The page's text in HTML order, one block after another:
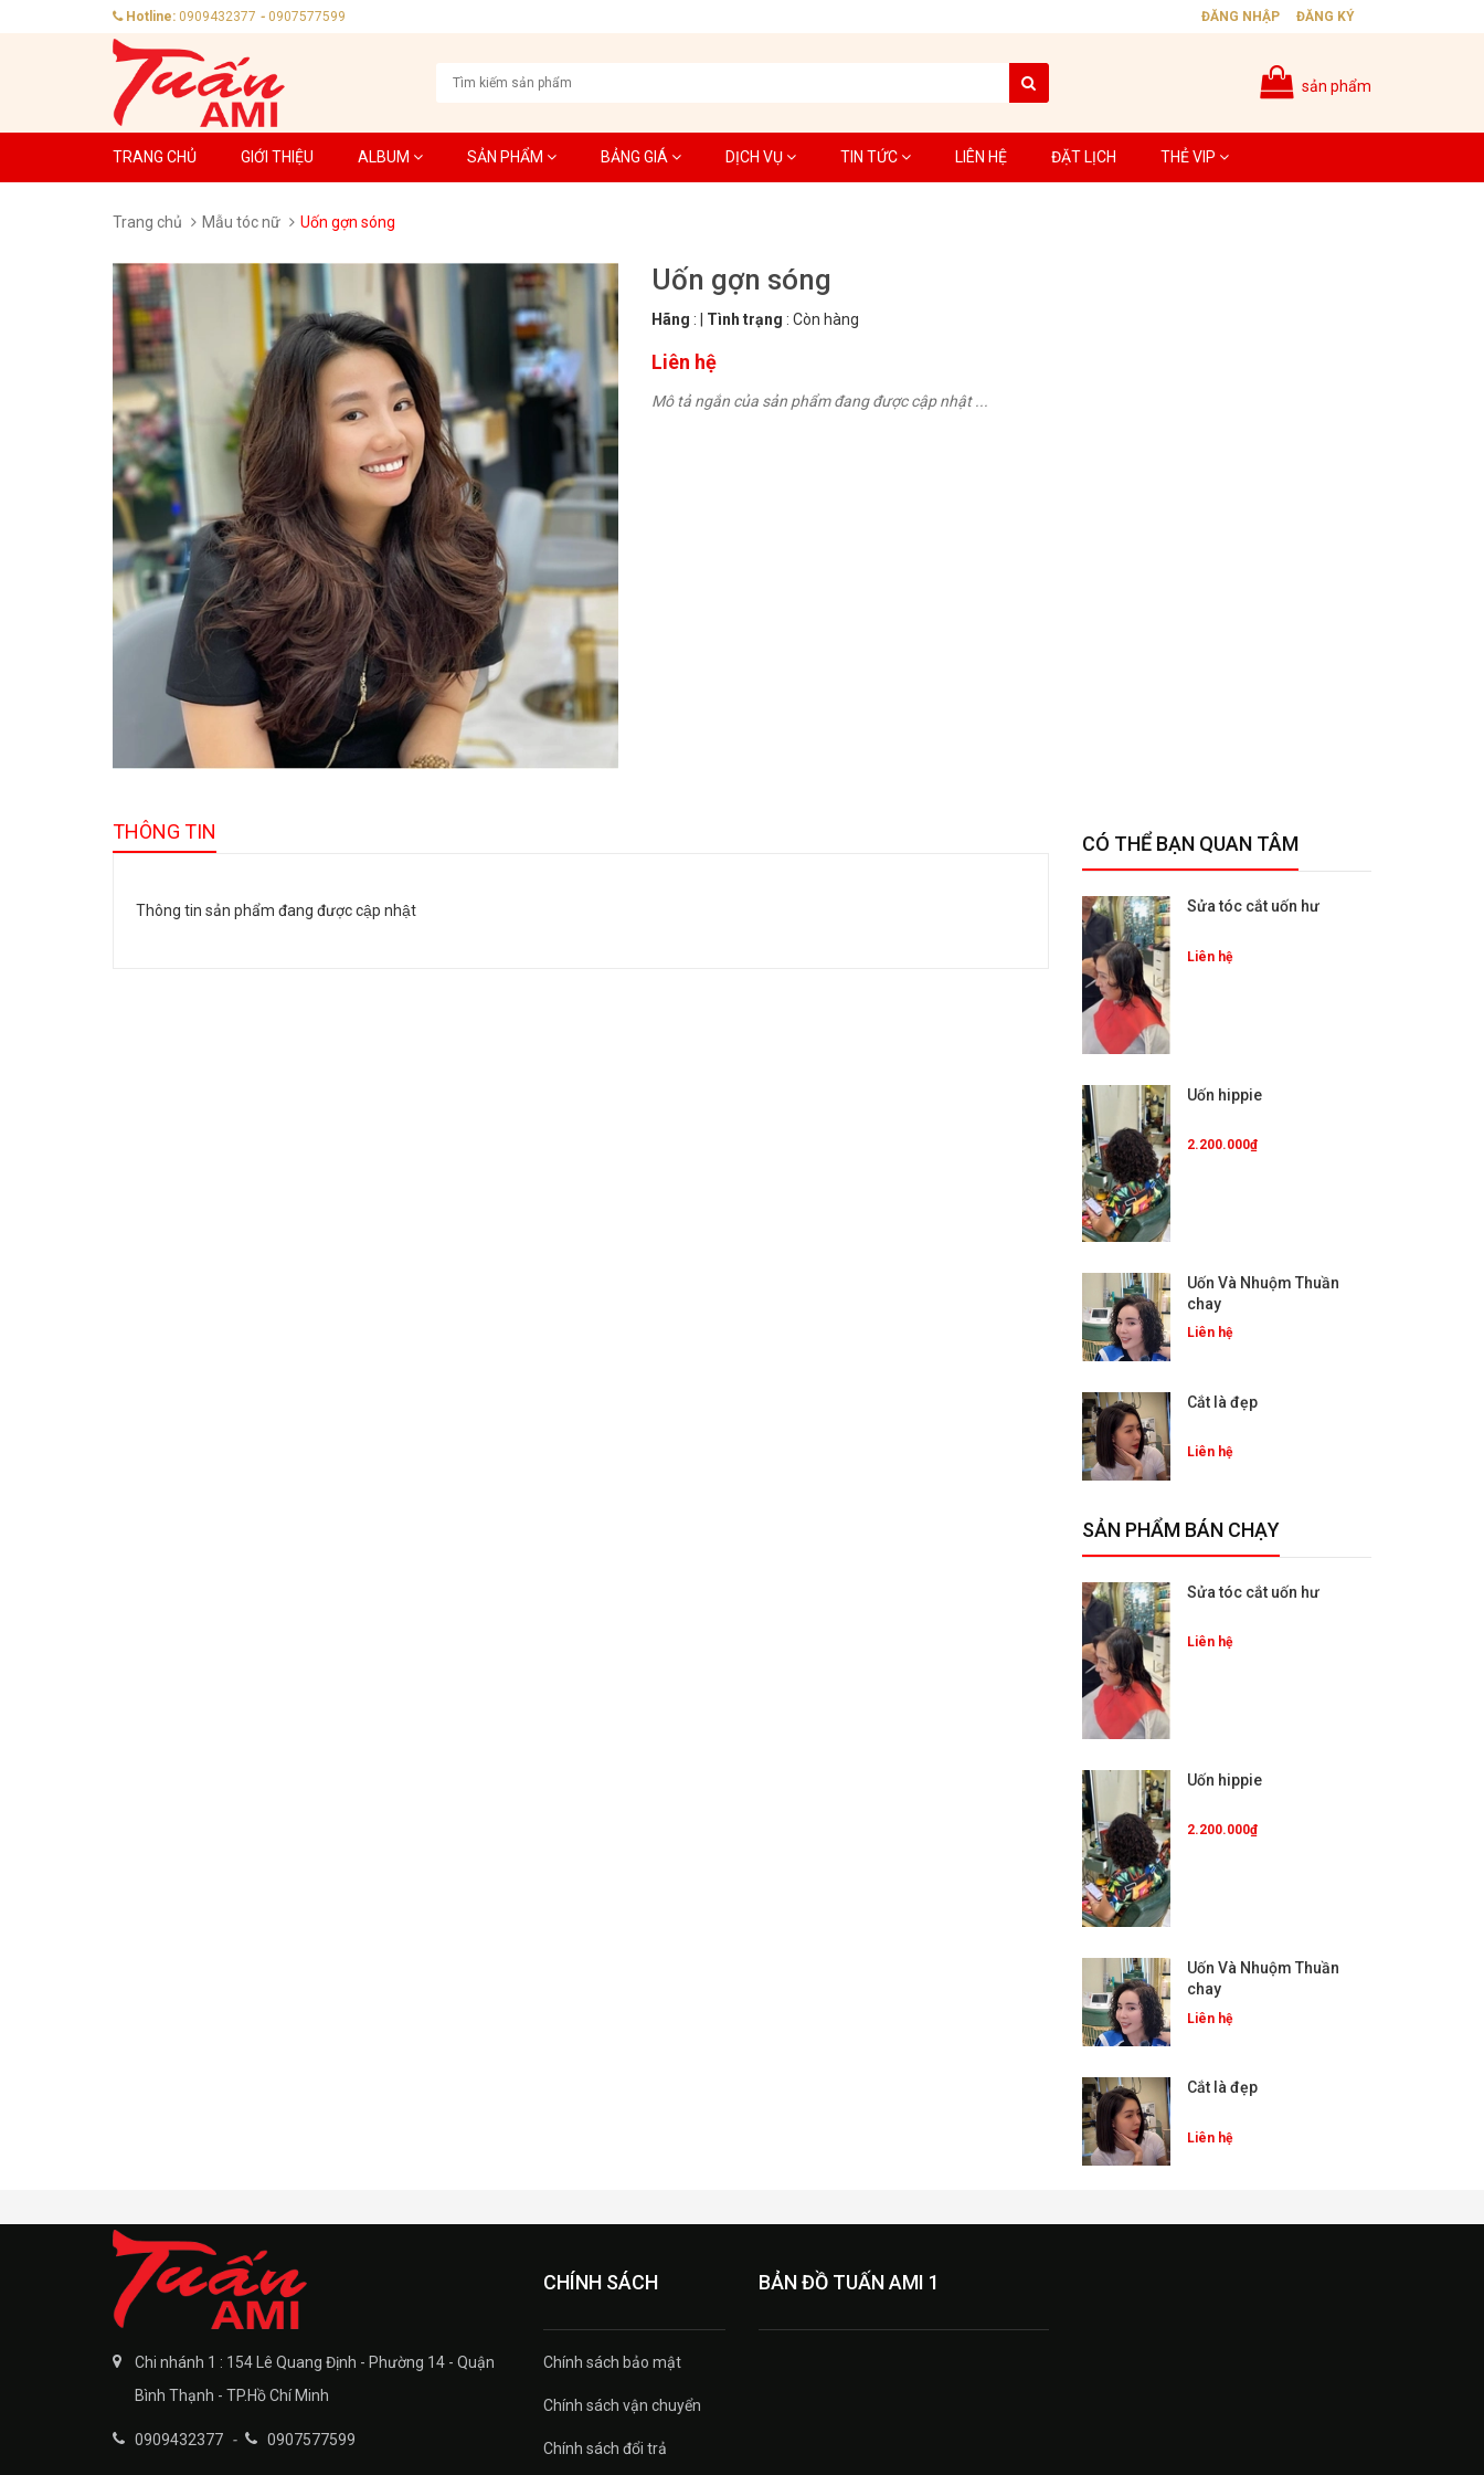
Hotline: 0909432377 - 0907577599 ĐĂNG NHẬP ĐĂNG KÝ
sản phẩm
TRANG CHỦ GIỚI THIỆU ALBUM SẢN PHẨM BẢNG GIÁ DỊCH VỤ TIN TỨC LIÊN HỆ ĐẶT LỊCH THẺ VIP
Trang chủ Mẫu tóc nữ Uốn gợn sóng
Uốn gợn sóng
Hãng : Tình trạng : Còn hàng
Liên hệ
Mô tả ngắn của sản phẩm đang được cập nhật ...
THÔNG TIN
Thông tin sản phẩm đang được cập nhật
CÓ THỂ BẠN QUAN TÂM
Sửa tóc cắt uốn hư
Liên hệ
Uốn hippie
2.200.000₫
Uốn Và Nhuộm Thuần
chay
Liên hệ
Cắt là đẹp
Liên hệ
SẢN PHẨM BÁN CHẠY
Sửa tóc cắt uốn hư
Liên hệ
Uốn hippie
2.200.000₫
Uốn Và Nhuộm Thuần
chay
Liên hệ
Cắt là đẹp
Liên hệ
Chi nhánh 1 : 154 Lê Quang Định - Phường 14 - Quận
Bình Thạnh - TP.Hồ Chí Minh
0909432377 - 0907577599
CHÍNH SÁCH
Chính sách bảo mật
Chính sách vận chuyển
Chính sách đổi trả
BẢN ĐỒ TUẤN AMI 1